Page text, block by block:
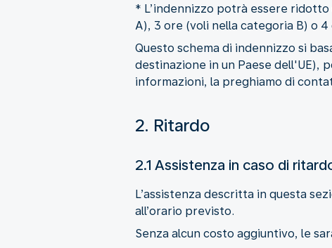
* L’indennizzo potrà essere
A), 3 ore (voli nella categoria B) o
Questo schema di indennizzo si
destinazione in un Paese dell'UE),
informazioni, la preghiamo di
2. Ritardo
2.1 Assistenza in caso di
L’assistenza descritta in questa
all’orario previsto.
Senza alcun costo aggiuntivo, le